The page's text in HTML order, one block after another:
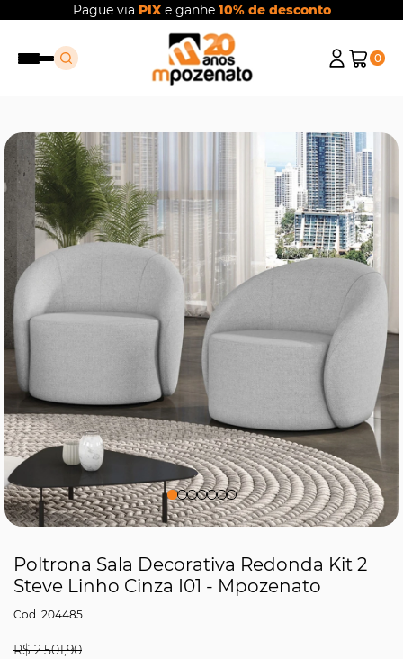
Pague via PIXe ganhe 10% de desconto
0
Poltrona Sala Decorativa Redonda Kit 2
Steve Linho Cinza I01 - Mpozenato
204485
R$ 2.501,90